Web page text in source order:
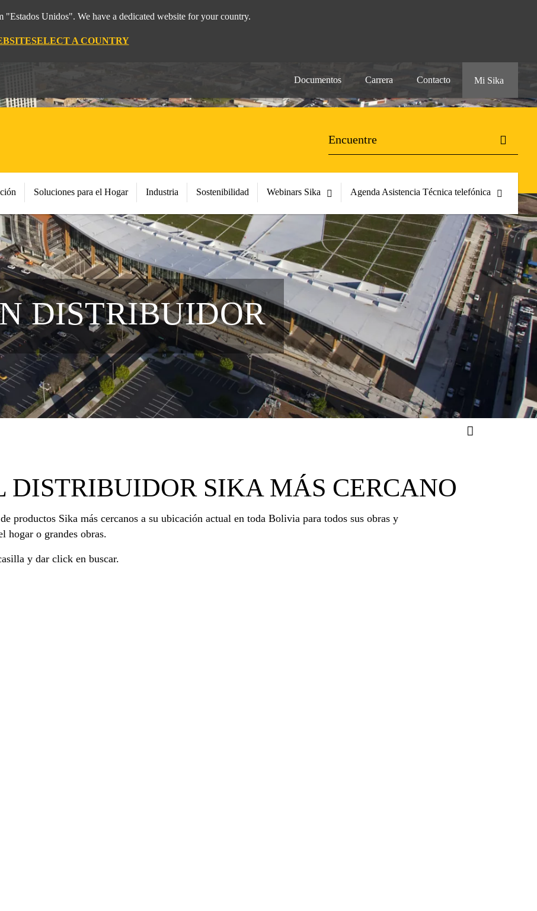
Unidos". We have a dedicated website for your country.
SELECT A COUNTRY
Documentos Carrera Contacto Mi Sika
Soluciones para el Hogar Industria Sostenibilidad Webinars Sika Agenda Asistencia Técnica telefónica
DISTRIBUIDOR
SIKA MÁS CERCANO
productos Sika más cercanos a su ubicación actual en toda Bolivia para todos sus obras y
hogar o grandes obras.
y dar click en buscar.